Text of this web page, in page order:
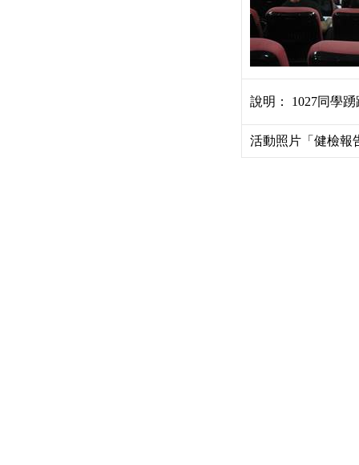
說明： 1027同學
活動照片「 健檢報